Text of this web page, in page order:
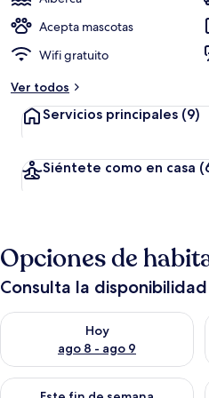
Acepta mascotas
Wifi gratuito
Ver todos
Servicios principales (9)
Siéntete como en casa
Opciones de
Consulta la
Hoy
ago 8 - ago 9
Consulta la disponibilidad para
Consulta la disponibilidad para